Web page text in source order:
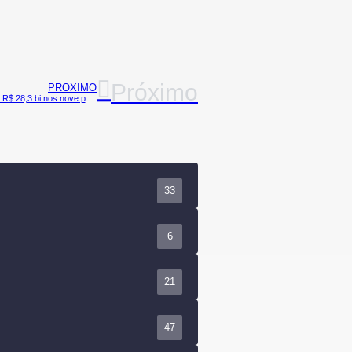
PRÓXIMO
BB segue com crescimento significativo e apresenta resultado de R$ 28,3 bi nos nove primeiros meses do ano Próximo
33
6
21
47